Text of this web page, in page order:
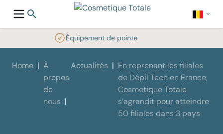
de pointe
Home
À
propos
de
nous
Actualités
En reprenant les filiales
de Dépil Tech en France,
Cosmetique Totale
s’agrandit pour atteindre
50 filiales dans 3 pays